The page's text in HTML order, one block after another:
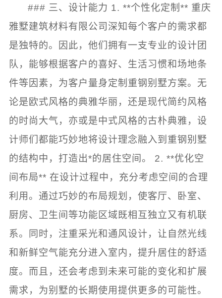
### 三、设计能力 1. **个性化定制** 重庆
雅墅建筑材料有限公司深知每个客户的需求都
是独特的。因此，他们拥有一支专业的设计团
队，能够根据客户的喜好、生活习惯和场地条
件等因素，为客户量身定制重钢别墅方案。无
论是欧式风格的典雅华丽，还是现代简约风格
的时尚大气，亦或是中式风格的古朴典雅，设
计师们都能巧妙地将设计理念融入到重钢别墅
的结构中，打造出*的居住空间。 2. **优化空
间布局** 在设计过程中，充分考虑空间的合理
利用。通过巧妙的布局规划，使客厅、卧室、
厨房、卫生间等功能区域既相互独立又有机联
系。同时，注重采光和通风设计，让自然光线
和新鲜空气能充分进入室内，提升居住的舒适
度。而且，还会考虑到未来可能的变化和扩展
需求，为别墅的长期使用提供更多的可能性。